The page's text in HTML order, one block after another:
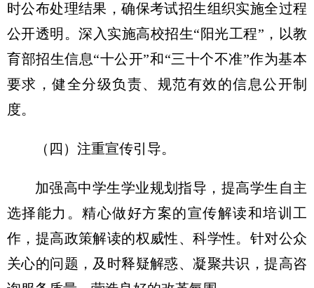
时公布处理结果，确保考试招生组织实施全过程
公开透明。深入实施高校招生“阳光工程”，以教
育部招生信息“十公开”和“三十个不准”作为基本
要求，健全分级负责、规范有效的信息公开制
度。
（四）注重宣传引导。
加强高中学生学业规划指导，提高学生自主
选择能力。精心做好方案的宣传解读和培训工
作，提高政策解读的权威性、科学性。针对公众
关心的问题，及时释疑解惑、凝聚共识，提高咨